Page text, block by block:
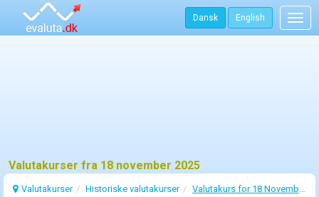
Dansk English
Valutakurser fra 18 november 2025
Valutakurser Historiske valutakurser Valutakurs for 18 November 2025